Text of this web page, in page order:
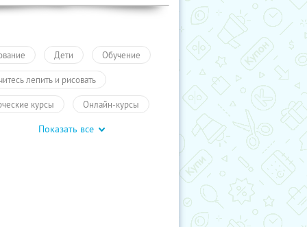
Дети Обучение
лепить и рисовать
курсы Онлайн-курсы
Показать все